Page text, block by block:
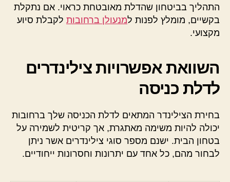
התהליך בביטחון שהדלת מאובטחת כראוי. אם נתקלת
בקשיים, מומלץ לפנות למנעולן ברחובות לקבלת סיוע
מקצועי.
השוואת אפשרויות צילינדרים
לדלת כניסה
בחירת הצילינדר המתאים לדלת הכניסה שלך ברחובות
יכולה להיות משימה מאתגרת, אך קריטית לשמירה על
בטחון הבית. ישנם מספר סוגי צילינדרים אשר ניתן
לבחור מהם, כל אחד עם יתרונות וחסרונות ייחודיים.